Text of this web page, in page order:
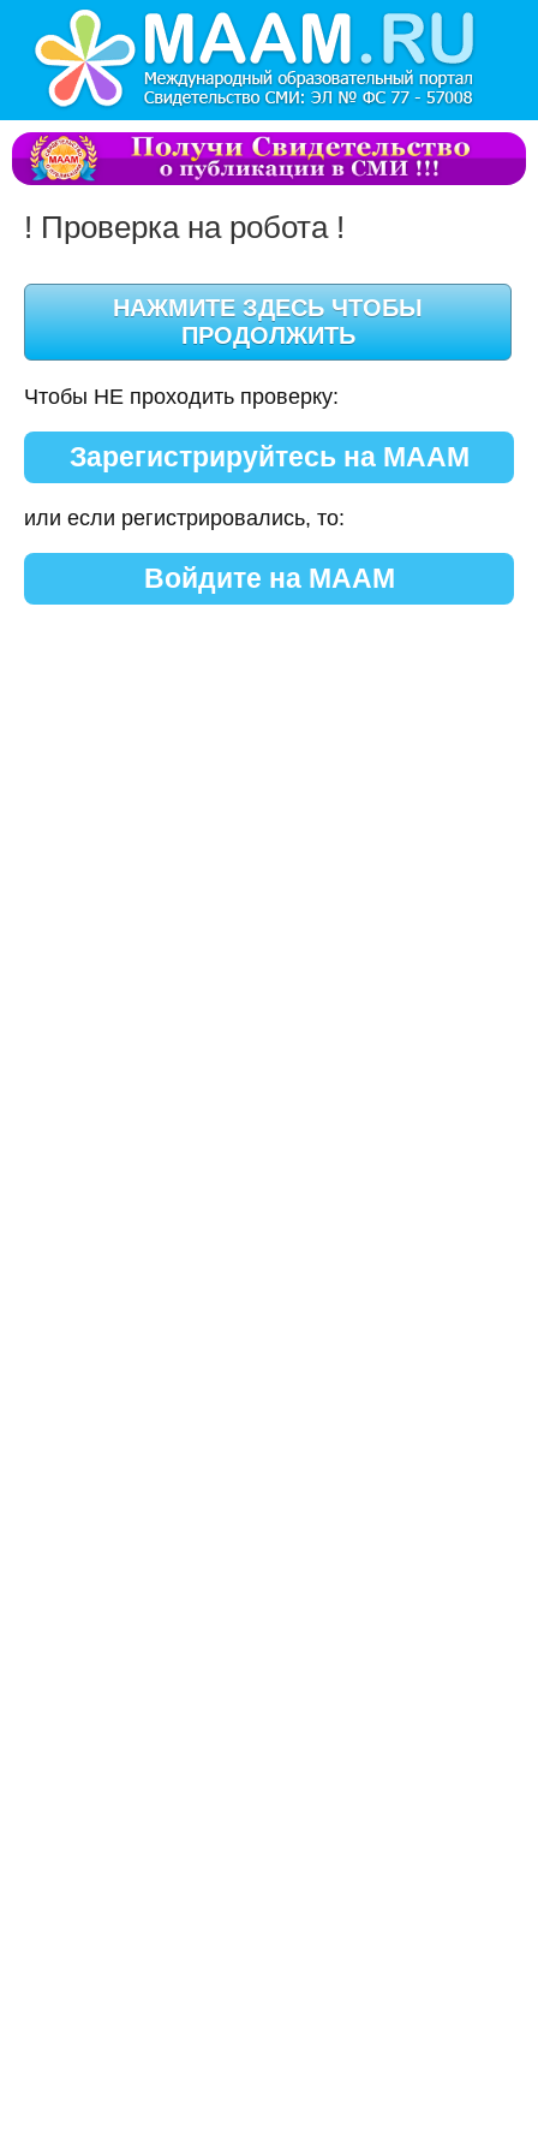
! Проверка на робота !
Чтобы НЕ проходить проверку:
Зарегистрируйтесь на МААМ
или если регистрировались, то:
Войдите на МААМ